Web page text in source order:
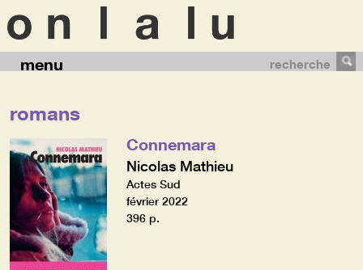
menu recherche
romans
Connemara
Nicolas Mathieu
Actes Sud
février 2022
396 p.